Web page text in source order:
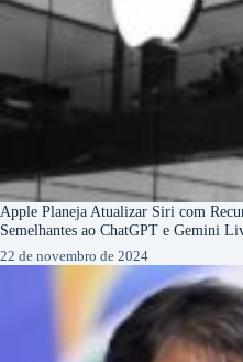
Apple Planeja Atualizar Siri com
Semelhantes ao ChatGPT e Gemini
22 de novembro de 2024